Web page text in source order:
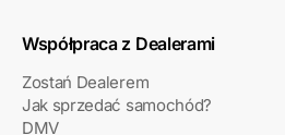
Współpraca z Dealerami
Zostań Dealerem
Jak sprzedać samochód?
DMV